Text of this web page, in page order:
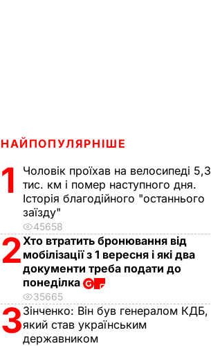
НАЙПОПУЛЯРНІШЕ
1
Чоловік проїхав на велосипеді 5,3
тис. км і помер наступного дня.
Історія благодійного "останнього
заїзду"
45658
2Хто втратить бронювання від
мобілізації з 1 вересня і які два
документи треба подати до
понеділка
35665
3Зінченко: Він був генералом КДБ,
який став українським
державником